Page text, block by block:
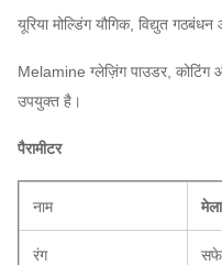
यूरिया मोल्डिंग यौगिक, विद्युत
Melamine ग्लेज़िंग पाउडर,
उपयुक्त है।
पैरामीटर
नाम
रंग